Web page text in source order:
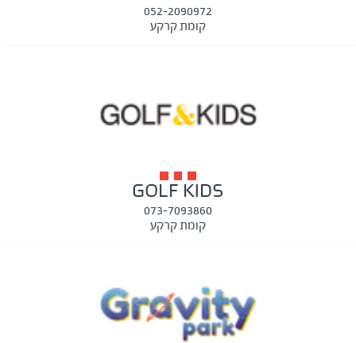
052-2090972
קומת קרקע
GOLF KIDS
073-7093860
קומת קרקע